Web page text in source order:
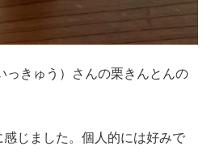
っきゅう）さんの栗きんとんの
じました。個人的には好みで